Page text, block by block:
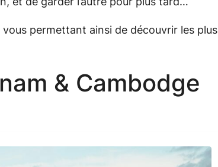
permettant ainsi de découvrir les plus
& Cambodge